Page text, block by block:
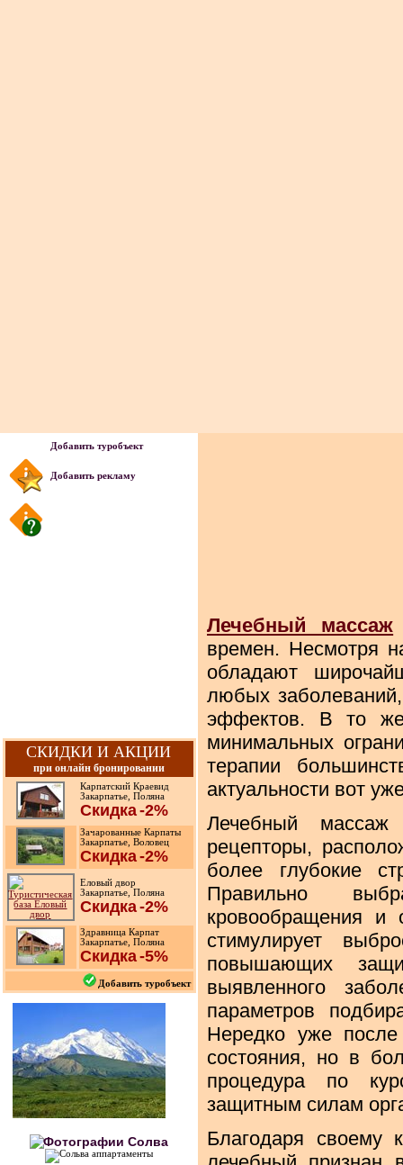
Добавить туробъект
Добавить рекламу
СКИДКИ И АКЦИИ
при онлайн бронировании
Карпатский Краевид
Закарпатье, Поляна
Скидка-2%
Зачарованные Карпаты
Закарпатье, Воловец
Скидка-2%
Еловый двор
Закарпатье, Поляна
Скидка-2%
Здравница Карпат
Закарпатье, Поляна
Скидка-5%
Добавить туробъект
Лечебный массаж
времен. Несмотря
обладают
любых
эффектов. В то же
минимальных
терапии
актуальности вот
Лечебный массаж
рецепторы,
более глубокие
Правильно
кровообращения и
стимулирует
повышающих
выявленного
параметров
Нередко уже
состояния, но в
процедура по
защитным силам
Благодаря своему